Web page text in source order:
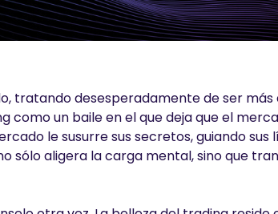
tratando desesperadamente de ser más
como un baile en el que deja que el
le susurre sus secretos, guiando sus
sólo aligera la carga mental, sino que